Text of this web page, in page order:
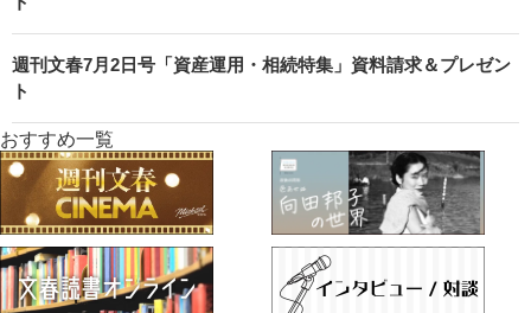
週刊文春7月2日号「資産運用・相続特集」資料請求＆プレゼン
ト
おすすめ一覧